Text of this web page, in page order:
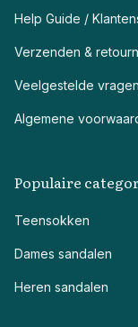
Help Guide /
Verzenden &
Veelgestelde vragen
Algemene
Populaire
Teensokken
Dames sandalen
Heren sandalen